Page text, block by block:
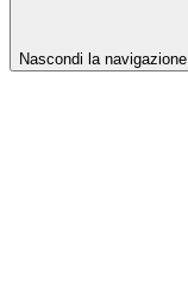
Nascondi la navigazione